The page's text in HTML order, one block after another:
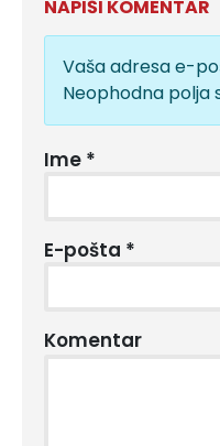
NAPIŠI KOMENTAR
Vaša adresa e-
Neophodna polja
Ime *
E-pošta *
Komentar